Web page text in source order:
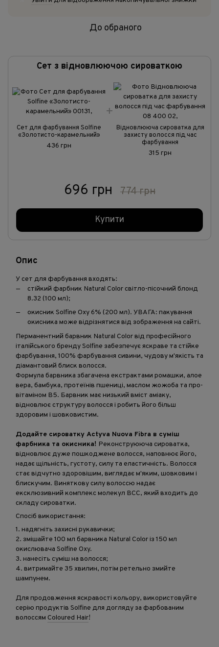
До обраного
Сет з відновлюючою сироваткою
Сет для фарбування Solfine
«Золотисто-карамельний»
436 грн
Відновлююча сироватка для
захисту волосся під час
фарбування
315 грн
696 грн 774 грн
Купити
Опис
У сет для фарбування входять:
стійкий фарбник Natural Color світло-пісочний блонд
8.32 (100 мл);
окисник Solfine Oxy 6% (200 мл). УВАГА: пакування
окисника може відрізнятися від зображення на сайті.
Перманентний барвник Natural Color від професійного
італійського бренду Solfine забезпечує яскраве та стійке
фарбування, 100% фарбування сивини, чудову м'якість та
діамантовий блиск волосся.
Формула барвника збагачена екстрактами ромашки, алое
вера, бамбука, протеїнів пшениці, маслом жожоба та про-
вітаміном В5. Барвник має низький вміст аміаку,
відновлює структуру волосся і робить його більш
здоровим і шовковистим.
Додайте сироватку Actyva Nuova Fibra в суміш
фарбника та окисника! Реконструююча сироватка,
відновлює дуже пошкоджене волосся, наповнює його,
надає щільність, густоту, силу та еластичність. Волосся
стає відчутно здоровішим, виглядає м'яким, шовковим і
блискучим. Виняткову силу волоссю надає
ексклюзивний комплекс молекул BCC, який входить до
складу сироватки.
Спосіб використання:
1. надягніть захисні рукавички;
2. змішайте 100 мл барвника Natural Color із 150 мл
окислювача Solfine Oxy.
3. нанесіть суміш на волосся;
4. витримайте 35 хвилин, потім ретельно змийте
шампунем.
Для продовження яскравості кольору, використовуйте
серію продуктів Solfine для догляду за фарбованим
волоссям Coloured Hair!